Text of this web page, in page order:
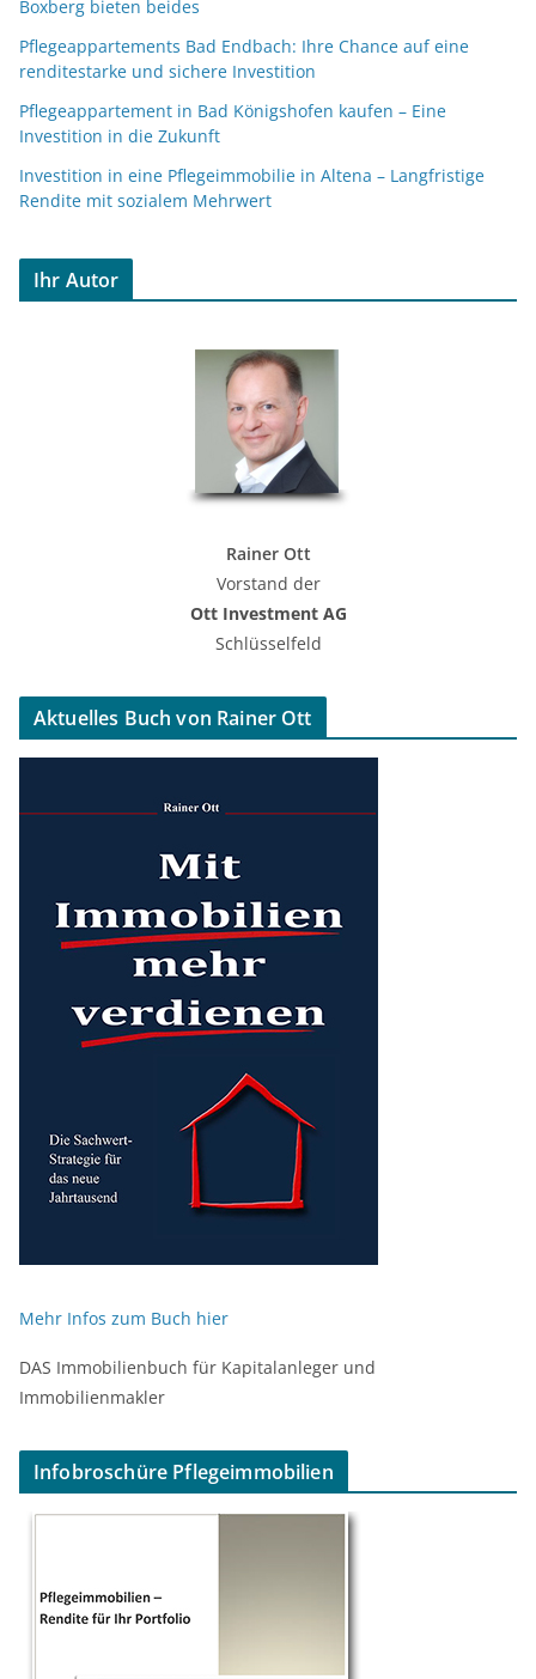
Boxberg bieten beides
Pflegeappartements Bad Endbach: Ihre Chance auf eine
renditestarke und sichere Investition
Pflegeappartement in Bad Königshofen kaufen – Eine
Investition in die Zukunft
Investition in eine Pflegeimmobilie in Altena – Langfristige
Rendite mit sozialem Mehrwert
Ihr Autor
Rainer Ott
Vorstand der
Ott Investment AG
Schlüsselfeld
Aktuelles Buch von Rainer Ott
Mehr Infos zum Buch hier
DAS Immobilienbuch für Kapitalanleger und
Immobilienmakler
Infobroschüre Pflegeimmobilien